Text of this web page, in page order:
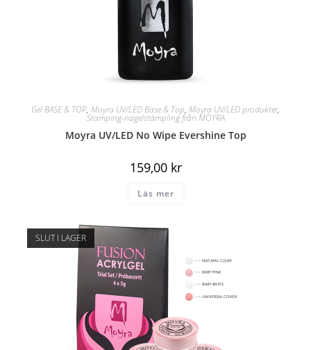
Gel BASE & TOP, Moyra UV/LED Base & Top, Moyra UV/LED produkter,
Stamping-nagelstämpling från MOYRA
Moyra UV/LED No Wipe Evershine Top
159,00 kr
Läs mer
SLUT I LAGER